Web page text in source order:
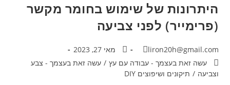
היתרונות של שימוש בחומר מקשר
(פרימייר) לפני צביעה
liron20h@gmail.com
מאי 27, 2023
עשה זאת בעצמך - עבודה עם עץ / עשה זאת בעצמך - צבע
וצביעה / תיקונים ושיפוצים DIY